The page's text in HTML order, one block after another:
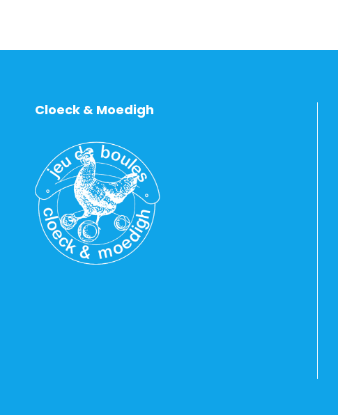
Cloeck & Moedigh